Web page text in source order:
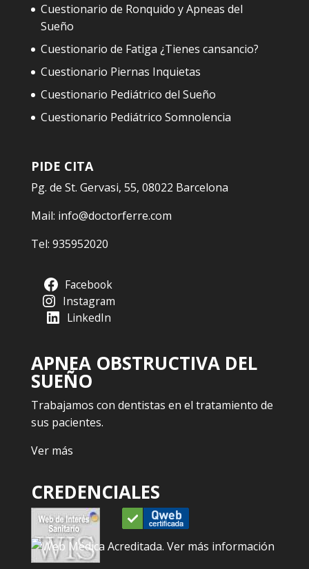
Cuestionario de Ronquido y Apneas del
Sueño
Cuestionario de Fatiga ¿Tienes cansancio?
Cuestionario Piernas Inquietas
Cuestionario Pediátrico del Sueño
Cuestionario Pediátrico Somnolencia
PIDE CITA
Pg. de St. Gervasi, 55, 08022 Barcelona
Mail: info@doctorferre.com
Tel: 935952020
Facebook
Instagram
LinkedIn
APNEA OBSTRUCTIVA DEL
SUEÑO
Trabajamos con dentistas en el tratamiento de
sus pacientes.
Ver más
CREDENCIALES